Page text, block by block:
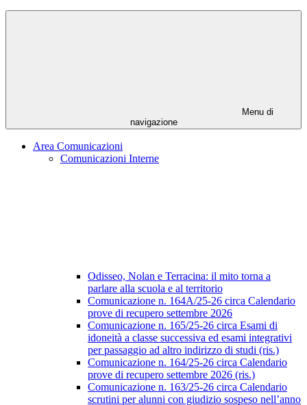
Menu di
navigazione
Area Comunicazioni
Comunicazioni Interne
Odisseo, Nolan e Terracina: il mito torna a
parlare alla scuola e al territorio
Comunicazione n. 164A/25-26 circa Calendario
prove di recupero settembre 2026
Comunicazione n. 165/25-26 circa Esami di
idoneità a classe successiva ed esami integrativi
per passaggio ad altro indirizzo di studi (ris.)
Comunicazione n. 164/25-26 circa Calendario
prove di recupero settembre 2026 (ris.)
Comunicazione n. 163/25-26 circa Calendario
scrutini per alunni con giudizio sospeso nell’anno